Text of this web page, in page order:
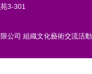
3-301
公司 組織文化藝術交流活動